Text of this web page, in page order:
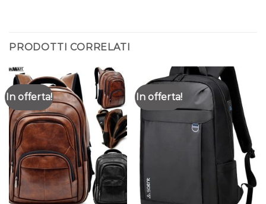
PRODOTTI CORRELATI
In offerta! In offerta!